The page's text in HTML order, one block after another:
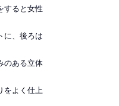
すると女性
に、後ろは
のある立体
をよく仕上